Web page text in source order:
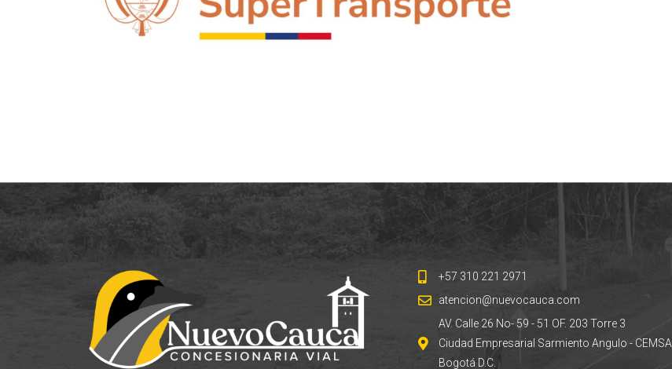
+57 310 221 2971
atencion@nuevocauca.com
AV. Calle 26 No- 59 - 51 OF. 203 Torre 3
Ciudad Empresarial Sarmiento Angulo - CEMSA
Bogotá D.C.